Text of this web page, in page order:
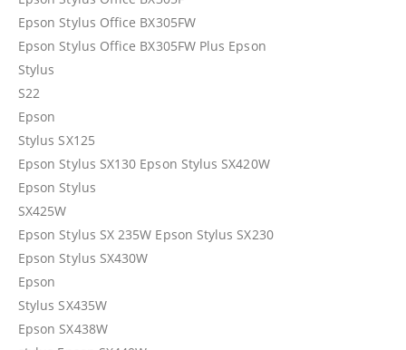
Epson Stylus Office BX305FW
Epson Stylus Office BX305FW Plus Epson
Stylus
S22
Epson
Stylus SX125
Epson Stylus SX130 Epson Stylus SX420W
Epson Stylus
SX425W
Epson Stylus SX 235W Epson Stylus SX230
Epson Stylus SX430W
Epson
Stylus SX435W
Epson SX438W